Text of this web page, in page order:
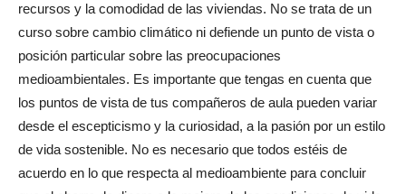
recursos y la comodidad de las viviendas. No se trata de un
curso sobre cambio climático ni defiende un punto de vista o
posición particular sobre las preocupaciones
medioambientales. Es importante que tengas en cuenta que
los puntos de vista de tus compañeros de aula pueden variar
desde el escepticismo y la curiosidad, a la pasión por un estilo
de vida sostenible. No es necesario que todos estéis de
acuerdo en lo que respecta al medioambiente para concluir